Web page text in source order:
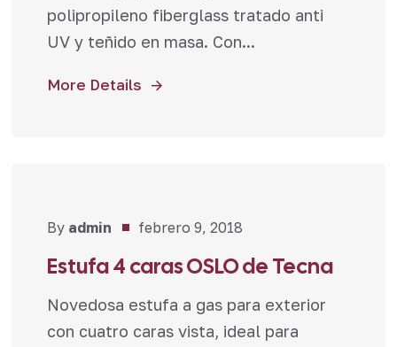
polipropileno fiberglass tratado anti
UV y teñido en masa. Con...
More Details
Novedades
By admin febrero 9, 2018
Estufa 4 caras OSLO de Tecna
Novedosa estufa a gas para exterior
con cuatro caras vista, ideal para